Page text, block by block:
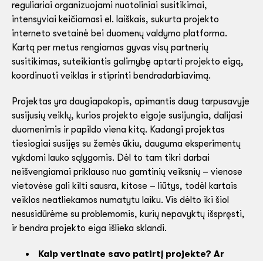
reguliariai organizuojami nuotoliniai susitikimai,
intensyviai keičiamasi el. laiškais, sukurta projekto
interneto svetainė bei duomenų valdymo platforma.
Kartą per metus rengiamas gyvas visų partnerių
susitikimas, suteikiantis galimybę aptarti projekto eigą,
koordinuoti veiklas ir stiprinti bendradarbiavimą.
Projektas yra daugiapakopis, apimantis daug tarpusavyje
susijusių veiklų, kurios projekto eigoje susijungia, dalijasi
duomenimis ir papildo viena kitą. Kadangi projektas
tiesiogiai susijęs su žemės ūkiu, dauguma eksperimentų
vykdomi lauko sąlygomis. Dėl to tam tikri darbai
neišvengiamai priklauso nuo gamtinių veiksnių – vienose
vietovėse gali kilti sausra, kitose – liūtys, todėl kartais
veiklos neatliekamos numatytu laiku. Vis dėlto iki šiol
nesusidūrėme su problemomis, kurių nepavyktų išspręsti,
ir bendra projekto eiga išlieka sklandi.
Kaip vertinate savo patirtį projekte? Ar